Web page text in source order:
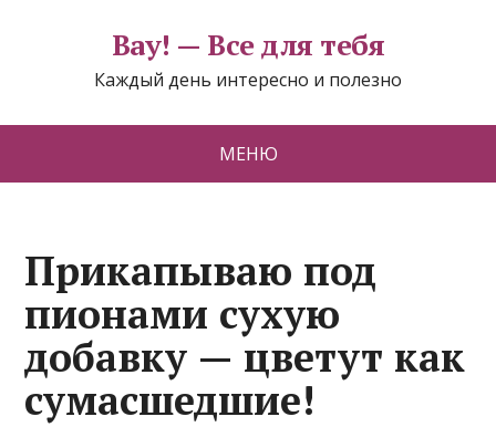
Вау! — Все для тебя
Каждый день интересно и полезно
МЕНЮ
Прикапываю под
пионами сухую
добавку — цветут как
сумасшедшие!